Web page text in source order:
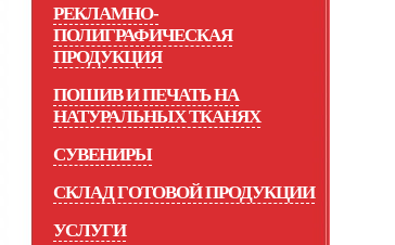
РЕКЛАМНО-
ПОЛИГРАФИЧЕСКАЯ
ПРОДУКЦИЯ
ПОШИВ И ПЕЧАТЬ НА
НАТУРАЛЬНЫХ ТКАНЯХ
СУВЕНИРЫ
СКЛАД ГОТОВОЙ ПРОДУКЦИИ
УСЛУГИ